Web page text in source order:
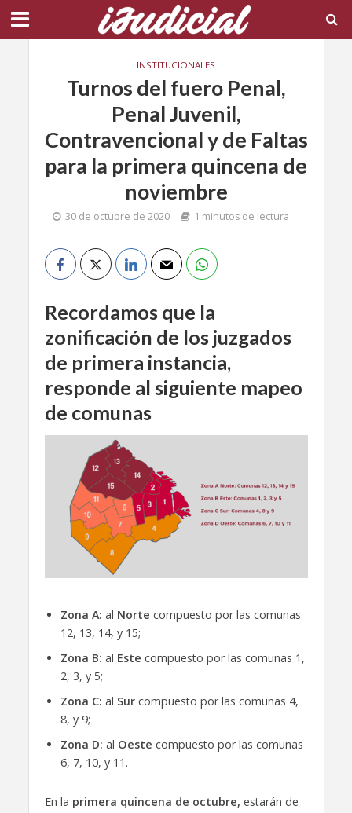
INSTITUCIONALES
Turnos del fuero Penal,
Penal Juvenil,
Contravencional y de Faltas
para la primera quincena de
noviembre
30 de octubre de 2020 1 minutos de lectura
Recordamos que la
zonificación de los juzgados
de primera instancia,
responde al siguiente mapeo
de comunas
Zona A: al Norte compuesto por las comunas
12, 13, 14, y 15;
Zona B: al Este compuesto por las comunas 1,
2, 3, y 5;
Zona C: al Surcompuesto por las comunas 4,
8, y 9;
Zona D: al Oeste compuesto por las comunas
6, 7, 10, y 11.
En la primera quincena de octubre, estarán de